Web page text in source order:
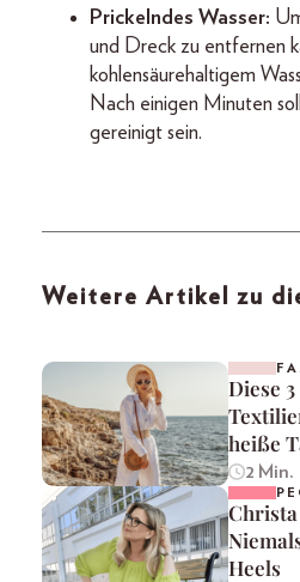
Prickelndes Wasser:
und Dreck zu entfernen
kohlensäurehaltigem
Nach einigen Minuten
gereinigt sein.
Weitere Artikel zu
Diese
heiße
2 Min.
Heels